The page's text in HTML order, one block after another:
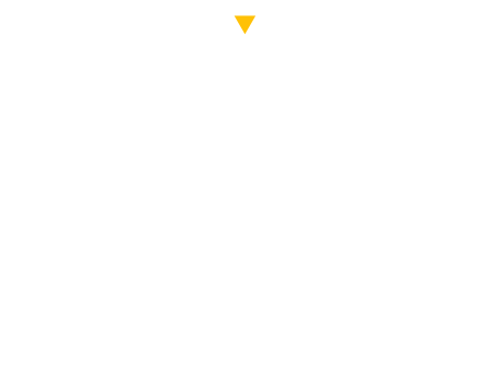
▼